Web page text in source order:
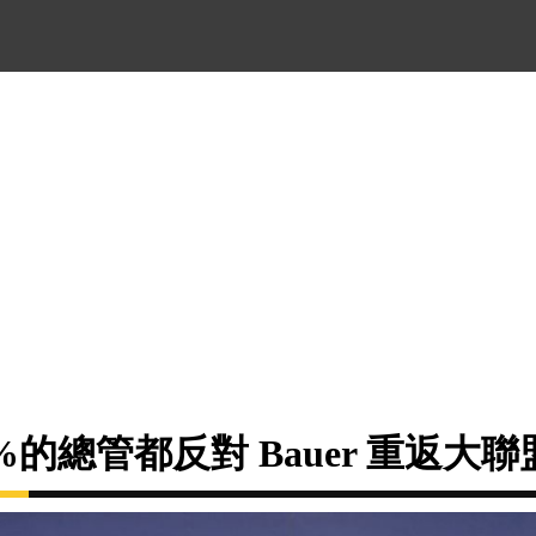
的總管都反對 Bauer 重返大聯